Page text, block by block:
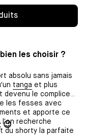
les choisir ?
absolu sans jamais
tanga et plus
devenu le complice
les fesses avec
et apporte ce
recherche
du shorty la parfaite
😉